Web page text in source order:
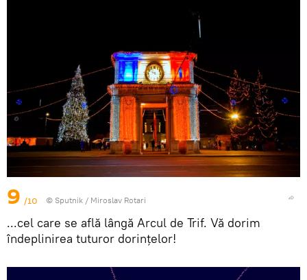
9 /10 © Sputnik / Miroslav Rotari
...cel care se află lângă Arcul de Trif. Vă dorim
îndeplinirea tuturor dorințelor!